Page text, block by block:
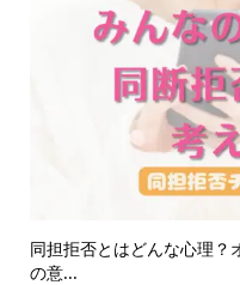
同担拒否とはどんな心理？
の意...